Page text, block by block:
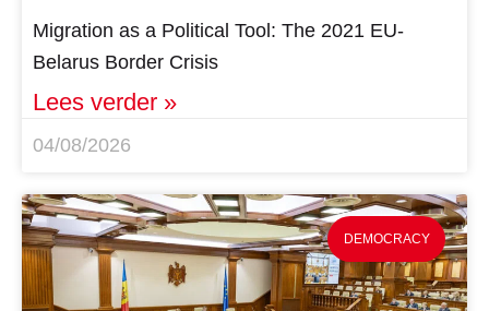
Migration as a Political Tool: The 2021 EU-
Belarus Border Crisis
Lees verder »
04/08/2026
DEMOCRACY